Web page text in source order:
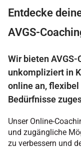
Entdecke
AVGS-
Wir bieten AVGS-
unkompliziert in
online an,
Bedürfnisse
Unser Online-
und zugängliche
zu verbessern und